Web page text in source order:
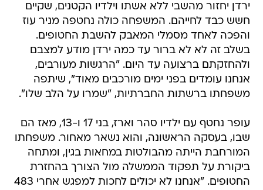
ירדן יחזור מהשבי ללא אשתו וילדיו הקטנים, שקיים
חשש כבד לחייהם. המשפחה כולה נחטפה מניר עוז
והפכה לאחד מסמלי המאבק להשבת החטופים.
בשלב זה לא לא ברור עד כמה ירדן מודע למצבם
ולהחזקתם ברצועה עד היום. "הרגשות מעורבים,
אנחנו עומדים בפני ימים מורכבים מאוד", שיתפה
משפחתו ברשתות החברתיות, "שמרו על הלב שלו".
עופר נחטף עם ילדיו סהר וארז, בני 17 ו-13, מאז הם
שבו, בעסקה הראשונה, והוא נשאר מאחור. משפחתו
המורחבת הייתה מהבולטות במחאות בגין, ומתחה
ביקורת על תפקוד הממשלה מול הצורך בהחזרת
החטופים. "אנחנו לא יכולים לחכות למפגש אחרי 483